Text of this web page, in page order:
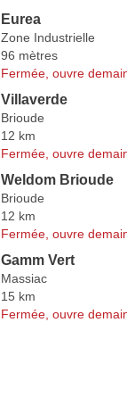
Eurea
Zone Industrielle
96 mètres
Fermée, ouvre
Villaverde
Brioude
12 km
Fermée, ouvre
Weldom Brioude
Brioude
12 km
Fermée, ouvre
Gamm Vert
Massiac
15 km
Fermée, ouvre